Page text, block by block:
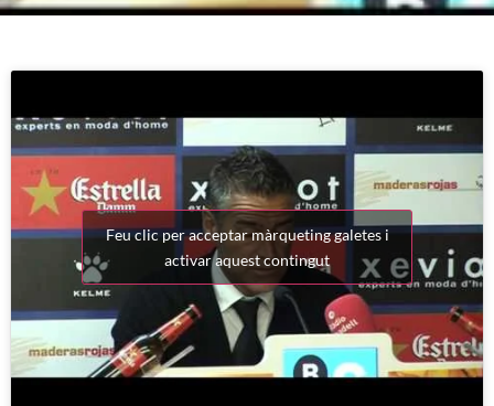
Feu clic per acceptar màrqueting galetes i
activar aquest contingut